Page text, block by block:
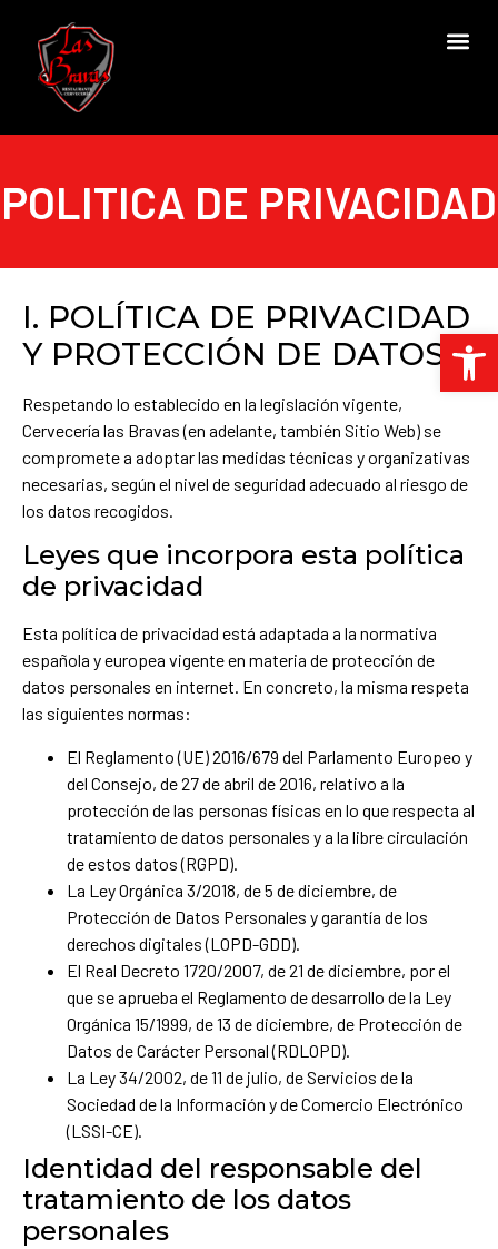
Abrir
POLITICA DE PRIVACIDAD
I. POLÍTICA DE PRIVACIDAD
Y PROTECCIÓN DE DATOS
Respetando lo establecido en la legislación vigente,
Cervecería las Bravas (en adelante, también Sitio Web) se
compromete a adoptar las medidas técnicas y organizativas
necesarias, según el nivel de seguridad adecuado al riesgo de
los datos recogidos.
Leyes que incorpora esta política
de privacidad
Esta política de privacidad está adaptada a la normativa
española y europea vigente en materia de protección de
datos personales en internet. En concreto, la misma respeta
las siguientes normas:
El Reglamento (UE) 2016/679 del Parlamento Europeo y
del Consejo, de 27 de abril de 2016, relativo a la
protección de las personas físicas en lo que respecta al
tratamiento de datos personales y a la libre circulación
de estos datos (RGPD).
La Ley Orgánica 3/2018, de 5 de diciembre, de
Protección de Datos Personales y garantía de los
derechos digitales (LOPD-GDD).
El Real Decreto 1720/2007, de 21 de diciembre, por el
que se aprueba el Reglamento de desarrollo de la Ley
Orgánica 15/1999, de 13 de diciembre, de Protección de
Datos de Carácter Personal (RDLOPD).
La Ley 34/2002, de 11 de julio, de Servicios de la
Sociedad de la Información y de Comercio Electrónico
(LSSI-CE).
Identidad del responsable del
tratamiento de los datos
personales